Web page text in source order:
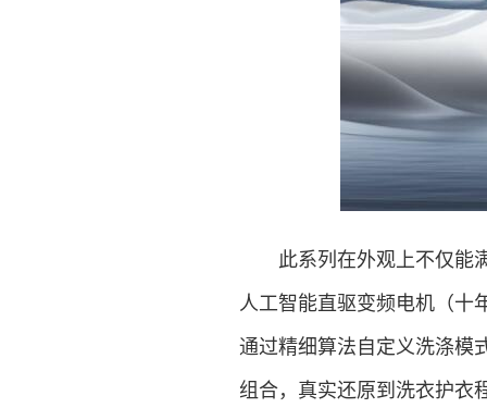
此系列在外观上不仅能满
人工智能直驱变频电机（十
通过精细算法自定义洗涤模
组合，真实还原到洗衣护衣